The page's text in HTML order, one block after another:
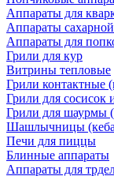
Аппараты для
Аппараты
Аппараты для
Грили для кур
Витрины тепловые
Грили контактные
Грили для сосисок
Грили для шаурмы
Шашлычницы
Печи для пиццы
Блинные аппараты
Аппараты для